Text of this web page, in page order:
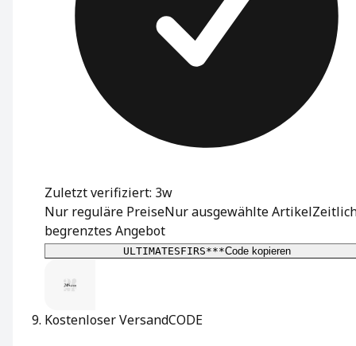
Zuletzt verifiziert: 3w
Nur reguläre PreiseNur ausgewählte Artikel
begrenztes Angebot
ULTIMATESFIRS***Code kopieren
Kostenloser VersandCODE